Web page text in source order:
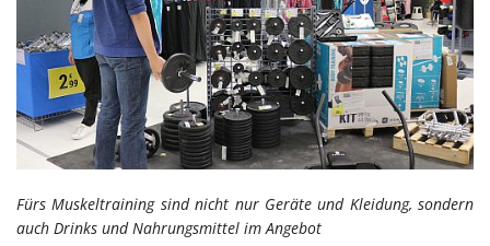
Fürs Muskeltraining sind nicht nur Geräte und Kleidung, sondern
auch Drinks und Nahrungsmittel im Angebot